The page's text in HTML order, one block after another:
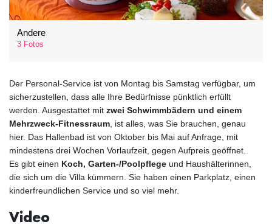
Andere
3 Fotos
Der Personal-Service ist von Montag bis Samstag verfügbar, um
sicherzustellen, dass alle Ihre Bedürfnisse pünktlich erfüllt
werden. Ausgestattet mit zwei Schwimmbädern und einem
Mehrzweck-Fitnessraum, ist alles, was Sie brauchen, genau
hier. Das Hallenbad ist von Oktober bis Mai auf Anfrage, mit
mindestens drei Wochen Vorlaufzeit, gegen Aufpreis geöffnet.
Es gibt einen Koch, Garten-/Poolpflege und Haushälterinnen,
die sich um die Villa kümmern. Sie haben einen Parkplatz, einen
kinderfreundlichen Service und so viel mehr.
Video